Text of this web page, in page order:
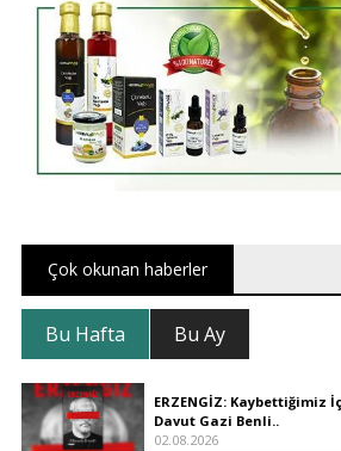
Çok okunan haberler
Bu Hafta Bu Ay
ERZENGİZ: Kaybettiğimiz
Davut Gazi Benli..
02.08.2026